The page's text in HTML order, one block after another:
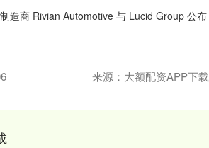
造商 Rivian Automotive 与 Lucid Group 公布
来源：大额配资APP下载